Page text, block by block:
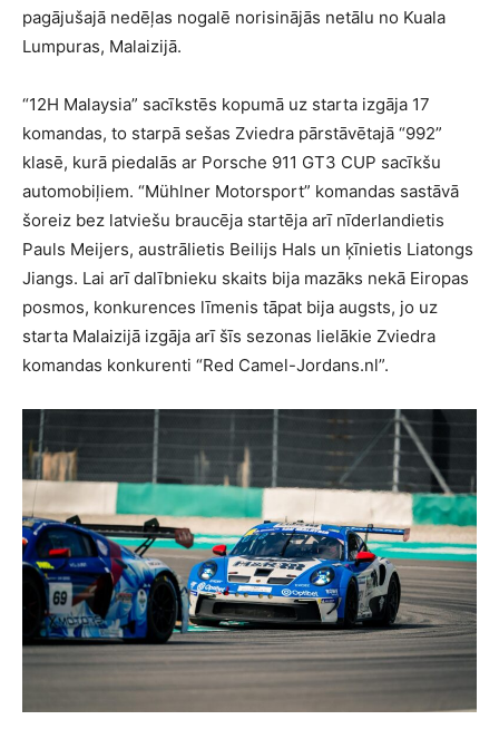
pagājušajā nedēļas nogalē norisinājās netālu no Kuala
Lumpuras, Malaizijā.
“12H Malaysia” sacīkstēs kopumā uz starta izgāja 17
komandas, to starpā sešas Zviedra pārstāvētajā “992”
klasē, kurā piedalās ar Porsche 911 GT3 CUP sacīkšu
automobiļiem. “Mühlner Motorsport” komandas sastāvā
šoreiz bez latviešu braucēja startēja arī nīderlandietis
Pauls Meijers, austrālietis Beilijs Hals un ķīnietis Liatongs
Jiangs. Lai arī dalībnieku skaits bija mazāks nekā Eiropas
posmos, konkurences līmenis tāpat bija augsts, jo uz
starta Malaizijā izgāja arī šīs sezonas lielākie Zviedra
komandas konkurenti “Red Camel-Jordans.nl”.